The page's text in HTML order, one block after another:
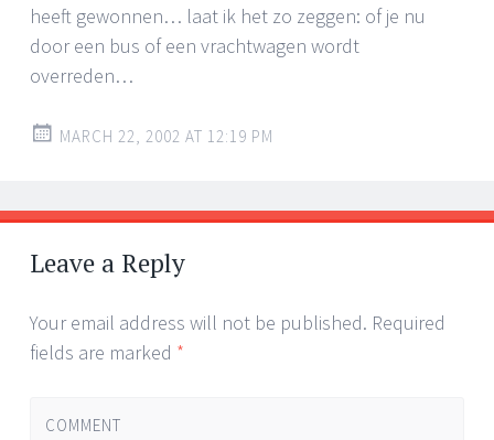
heeft gewonnen… laat ik het zo zeggen: of je nu
door een bus of een vrachtwagen wordt
overreden…
MARCH 22, 2002 AT 12:19 PM
Leave a Reply
Your email address will not be published. Required
fields are marked *
COMMENT